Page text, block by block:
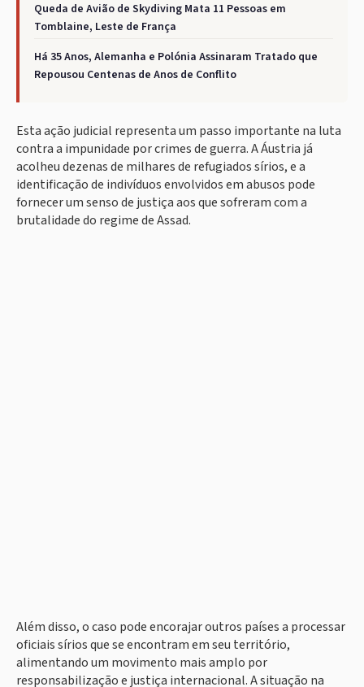
Queda de Avião de Skydiving Mata 11 Pessoas em
Tomblaine, Leste de França
Há 35 Anos, Alemanha e Polónia Assinaram Tratado que
Repousou Centenas de Anos de Conflito
Esta ação judicial representa um passo importante na luta
contra a impunidade por crimes de guerra. A Áustria já
acolheu dezenas de milhares de refugiados sírios, e a
identificação de indivíduos envolvidos em abusos pode
fornecer um senso de justiça aos que sofreram com a
brutalidade do regime de Assad.
Além disso, o caso pode encorajar outros países a processar
oficiais sírios que se encontram em seu território,
alimentando um movimento mais amplo por
responsabilização e justiça internacional. A situação na